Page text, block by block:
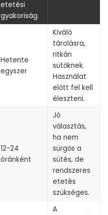
etetési
gyakoriság
Hetente
egyszer
Kiváló
tárolásra,
ritkán
sütőknek.
Használat
előtt fel kell
éleszteni.
12-24
óránként
Jó
választás,
ha nem
sürgős a
sütés, de
rendszeres
etetés
szükséges.
A